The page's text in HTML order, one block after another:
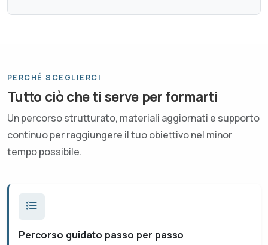
PERCHÉ SCEGLIERCI
Tutto ciò che ti serve per formarti
Un percorso strutturato, materiali aggiornati e supporto
continuo per raggiungere il tuo obiettivo nel minor
tempo possibile.
Percorso guidato passo per passo